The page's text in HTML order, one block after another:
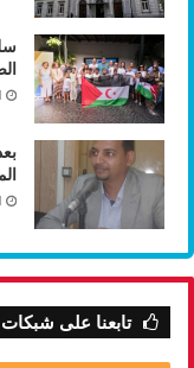
تابعنا على